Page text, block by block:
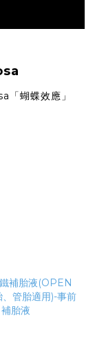
蝴蝶效應」